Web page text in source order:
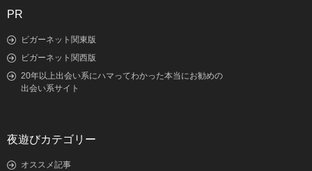
PR
ビガーネット関東版
ビガーネット関西版
20年以上出会い系にハマってわかった本当にお勧めの
出会い系サイト
夜遊びカテゴリー
オススメ記事